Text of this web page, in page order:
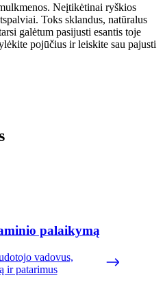
Neįtikėtinai ryškios
Toks sklandus, natūralus
galėtum pasijusti esantis toje
pojūčius ir leiskite sau pajusti
palaikymą
vadovus,
ir patarimus